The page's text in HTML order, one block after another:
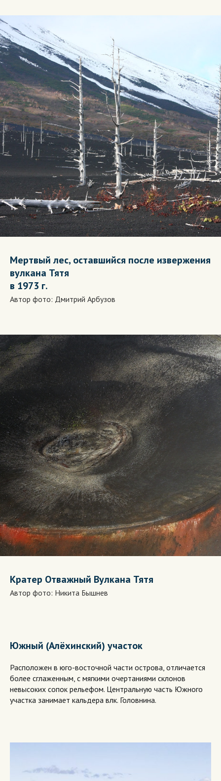
Мертвый лес, оставшийся после извержения
вулкана Тятя
в 1973 г.
Автор фото: Дмитрий Арбузов
Кратер Отважный Вулкана Тятя
Автор фото: Никита Бышнев
Южный (Алёхинский) участок
Расположен в юго-восточной части острова, отличается
более сглаженным, с мягкими очертаниями склонов
невысоких сопок рельефом. Центральную часть Южного
участка занимает кальдера влк. Головнина.